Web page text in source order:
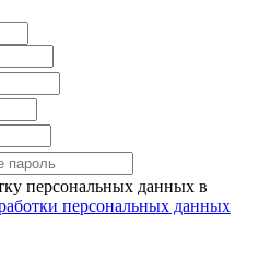
персональных данных в
персональных данных